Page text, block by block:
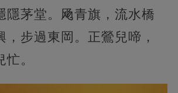
隱茅堂。飏青旗，流水橋
，步過東岡。正鶯兒啼，
。